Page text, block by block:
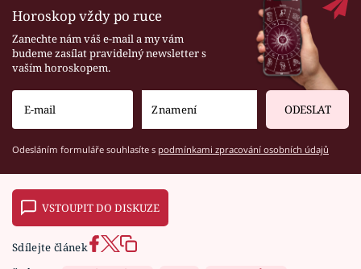
Horoskop vždy po ruce
Zanechte nám váš e-mail a my vám
budeme zasílat pravidelný newsletter s
vaším horoskopem.
ODESLAT
Odesláním formuláře souhlasíte s podmínkami zpracování osobních údajů
VSTOUPIT DO DISKUZE
Sdílejte článek